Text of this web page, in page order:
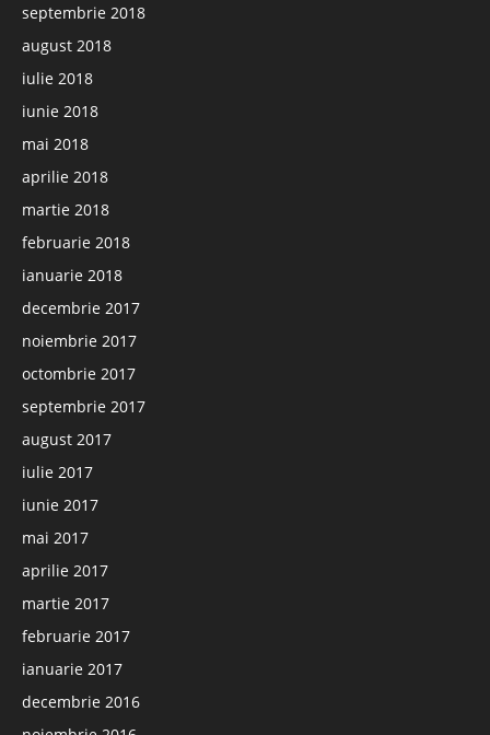
septembrie 2018
august 2018
iulie 2018
iunie 2018
mai 2018
aprilie 2018
martie 2018
februarie 2018
ianuarie 2018
decembrie 2017
noiembrie 2017
octombrie 2017
septembrie 2017
august 2017
iulie 2017
iunie 2017
mai 2017
aprilie 2017
martie 2017
februarie 2017
ianuarie 2017
decembrie 2016